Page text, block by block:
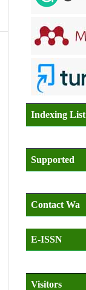
Indexing List
Supported
Contact Wa
E-ISSN
Visitors